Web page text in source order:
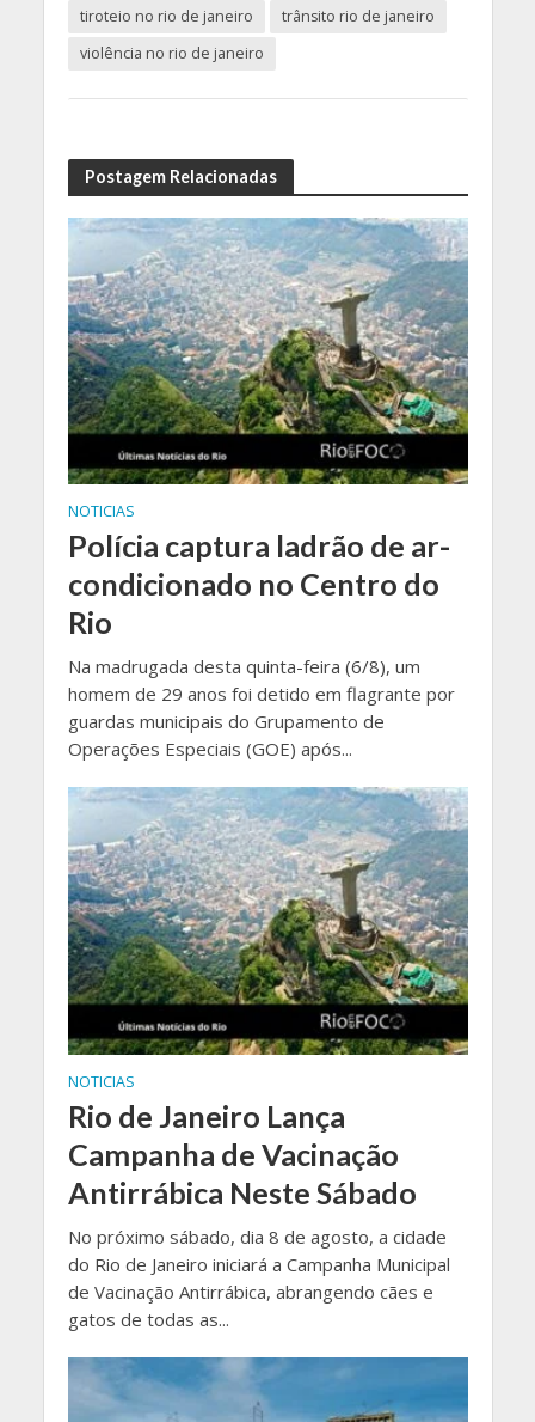
tiroteio no rio de janeiro
trânsito rio de janeiro
violência no rio de janeiro
Postagem Relacionadas
NOTICIAS
Polícia captura ladrão de ar-
condicionado no Centro do
Rio
Na madrugada desta quinta-feira (6/8), um
homem de 29 anos foi detido em flagrante por
guardas municipais do Grupamento de
Operações Especiais (GOE) após...
NOTICIAS
Rio de Janeiro Lança
Campanha de Vacinação
Antirrábica Neste Sábado
No próximo sábado, dia 8 de agosto, a cidade
do Rio de Janeiro iniciará a Campanha Municipal
de Vacinação Antirrábica, abrangendo cães e
gatos de todas as...